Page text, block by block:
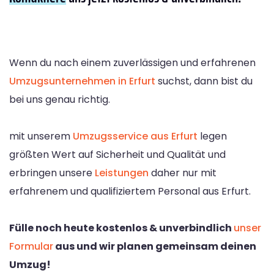
Wenn du nach einem zuverlässigen und erfahrenen
Umzugsunternehmen in Erfurt suchst, dann bist du
bei uns genau richtig.
mit unserem Umzugsservice aus Erfurt legen
größten Wert auf Sicherheit und Qualität und
erbringen unsere Leistungen daher nur mit
erfahrenem und qualifiziertem Personal aus Erfurt.
Fülle noch heute kostenlos & unverbindlich unser
Formularaus und wir planen gemeinsam deinen
Umzug!